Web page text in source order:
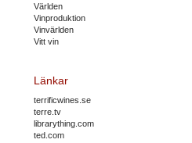
Världen
Vinproduktion
Vinvärlden
Vitt vin
Länkar
terrificwines.se
terre.tv
librarything.com
ted.com